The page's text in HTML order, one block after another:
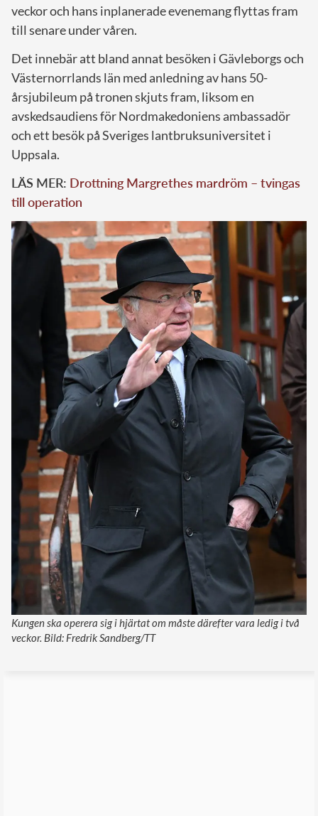
veckor och hans inplanerade evenemang flyttas fram
till senare under våren.
Det innebär att bland annat besöken i Gävleborgs och
Västernorrlands län med anledning av hans 50-
årsjubileum på tronen skjuts fram, liksom en
avskedsaudiens för Nordmakedoniens ambassadör
och ett besök på Sveriges lantbruksuniversitet i
Uppsala.
LÄS MER: Drottning Margrethes mardröm – tvingas
till operation
Kungen ska operera sig i hjärtat om måste därefter vara ledig i två
veckor. Bild: Fredrik Sandberg/TT